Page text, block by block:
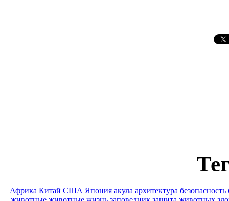
Африка Китай США Япония акула архитектура безопасность